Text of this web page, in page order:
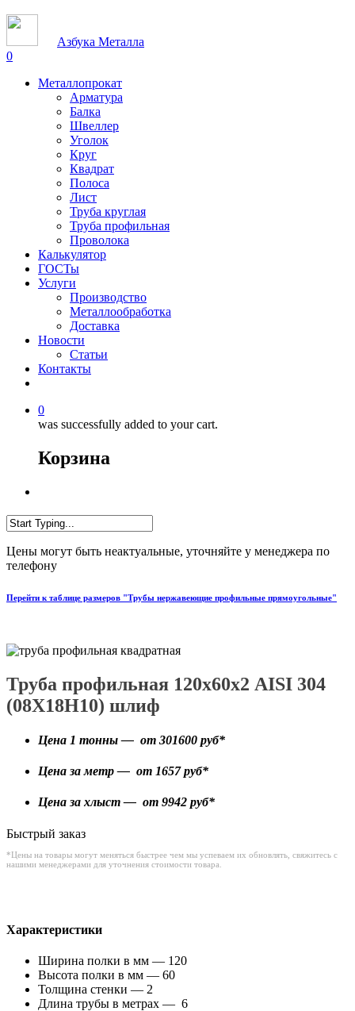
Азбука Металла
0
Металлопрокат
Арматура
Балка
Швеллер
Уголок
Круг
Квадрат
Полоса
Лист
Труба круглая
Труба профильная
Проволока
Калькулятор
ГОСТы
Услуги
Производство
Металлообработка
Доставка
Новости
Статьи
Контакты
0
was successfully added to your cart.
Корзина
Цены могут быть неактуальные, уточняйте у менеджера по
телефону
Перейти к таблице размеров "Трубы нержавеющие профильные прямоугольные"
Труба профильная 120х60х2 AISI 304
(08Х18Н10) шлиф
Цена 1 тонны — от 301600 руб*
Цена за метр — от 1657руб*
Цена за хлыст — от 9942 руб*
Быстрый заказ
*Цены на товары могут меняться быстрее чем мы успеваем их обновлять, свяжитесь с
нашими менеджерами для уточнения стоимости товара.
Характеристики
Ширина полки в мм — 120
Высота полки в мм — 60
Толщина стенки — 2
Длина трубы в метрах — 6